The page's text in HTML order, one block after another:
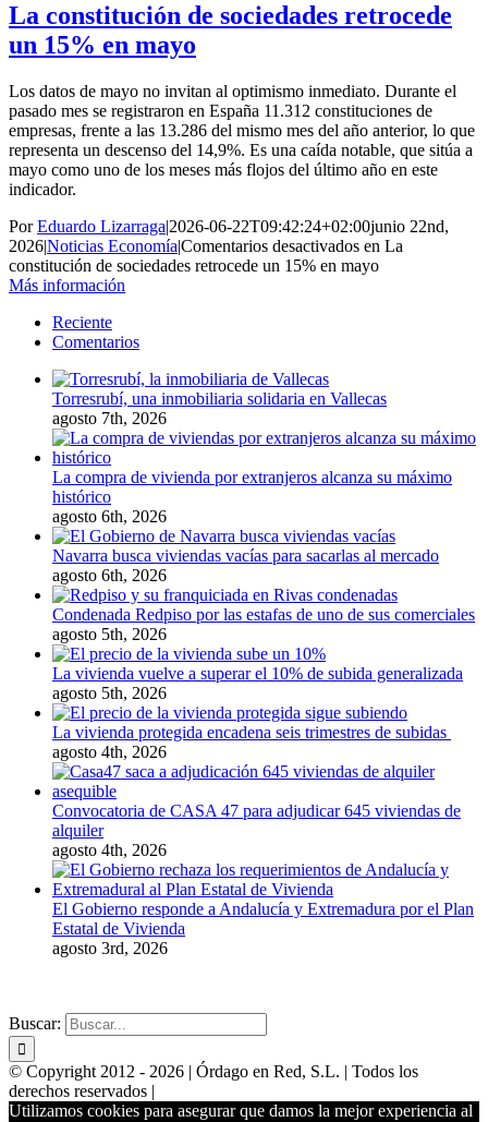
La constitución de sociedades retrocede
un 15% en mayo
Los datos de mayo no invitan al optimismo inmediato. Durante el
pasado mes se registraron en España 11.312 constituciones de
empresas, frente a las 13.286 del mismo mes del año anterior, lo que
representa un descenso del 14,9%. Es una caída notable, que sitúa a
mayo como uno de los meses más flojos del último año en este
indicador.
PorEduardo Lizarraga|2026-06-22T09:42:24+02:00junio 22nd,
2026|Noticias Economía|Comentarios desactivados en La
constitución de sociedades retrocede un 15% en mayo
Más información
Reciente
Comentarios
Torresrubí, una inmobiliaria solidaria en Vallecas
agosto 7th, 2026
La compra de vivienda por extranjeros alcanza su máximo
histórico
agosto 6th, 2026
Navarra busca viviendas vacías para sacarlas al mercado
agosto 6th, 2026
Condenada Redpiso por las estafas de uno de sus comerciales
agosto 5th, 2026
La vivienda vuelve a superar el 10% de subida generalizada
agosto 5th, 2026
La vivienda protegida encadena seis trimestres de subidas
agosto 4th, 2026
Convocatoria de CASA 47 para adjudicar 645 viviendas de
alquiler
agosto 4th, 2026
El Gobierno responde a Andalucía y Extremadura por el Plan
Estatal de Vivienda
agosto 3rd, 2026
Buscar:
© Copyright 2012 - 2026 | Órdago en Red, S.L. | Todos los
derechos reservados |
Utilizamos cookies para asegurar que damos la mejor experiencia al